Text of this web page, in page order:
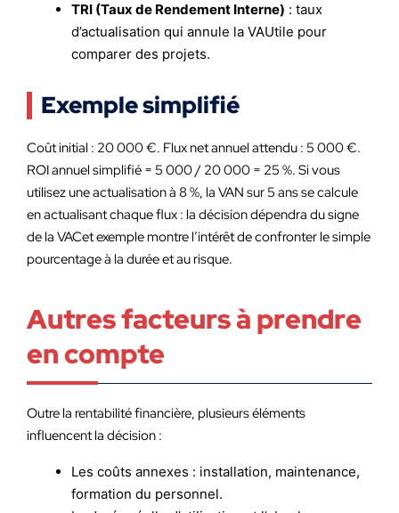
TRI (Taux de Rendement Interne) : taux
d’actualisation qui annule la VAUtile pour
comparer des projets.
Exemple simplifié
Coût initial : 20 000 €. Flux net annuel attendu : 5 000 €.
ROI annuel simplifié = 5 000 / 20 000 = 25 %. Si vous
utilisez une actualisation à 8 %, la VAN sur 5 ans se calcule
en actualisant chaque flux : la décision dépendra du signe
de la VACet exemple montre l’intérêt de confronter le simple
pourcentage à la durée et au risque.
Autres facteurs à prendre
en compte
Outre la rentabilité financière, plusieurs éléments
influencent la décision :
Les coûts annexes : installation, maintenance,
formation du personnel.